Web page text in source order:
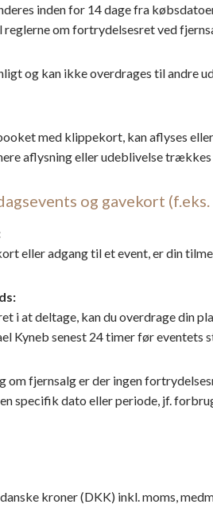
inden for 14 dage fra
reglerne om fortrydelsesret ved
og kan ikke overdrages til andre
med klippekort, kan aflyses
aflysning eller udeblivelse
og gavekort
eller adgang til et event, er din
i at deltage, kan du overdrage din
Kyneb senest 24 timer før eventets
om fjernsalg er der ingen
specifik dato eller periode, jf.
kroner (DKK) inkl. moms,